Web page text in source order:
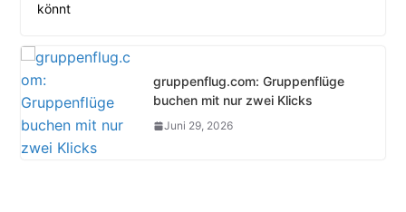
könnt
gruppenflug.com: Gruppenflüge
buchen mit nur zwei Klicks
Juni 29, 2026